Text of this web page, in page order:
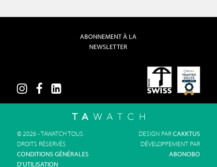
ABONNEMENT À LA
NEWSLETTER
© 2026 - TAWATCH TOUS
DROITS RÉSERVÉS
CONDITIONS GÉNÉRALES
D'UTILISATION
DESIGN PARCAKKTUS
DÉVELOPPEMENT PAR
ABONOBO